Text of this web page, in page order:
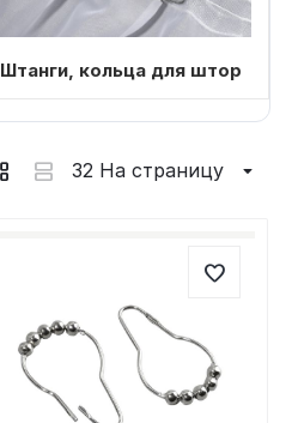
Штанги, кольца для штор
32 На страницу